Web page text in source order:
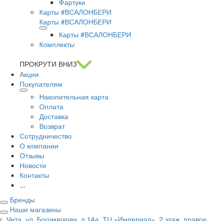
Карты #ВСАЛОНБЕРИ
Карты #ВСАЛОНБЕРИ
Карты #ВСАЛОНБЕРИ
Комплекты
ПРОКРУТИ ВНИЗ
Акции
Покупателям
Накопительная карта
Оплата
Доставка
Возврат
Сотрудничество
О компании
Отзывы
Новости
Контакты
...
Бренды
Наши магазины
г. Чита, ул. Богомягкова, д.14а, ТЦ «Империал», 2 этаж, правое